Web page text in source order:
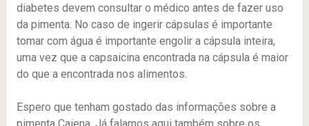
diabetes devem consultar o médico antes de fazer uso
da pimenta. No caso de ingerir cápsulas é importante
tomar com água é importante engolir a cápsula inteira,
uma vez que a capsaicina encontrada na cápsula é maior
do que a encontrada nos alimentos.
Espero que tenham gostado das informações sobre a